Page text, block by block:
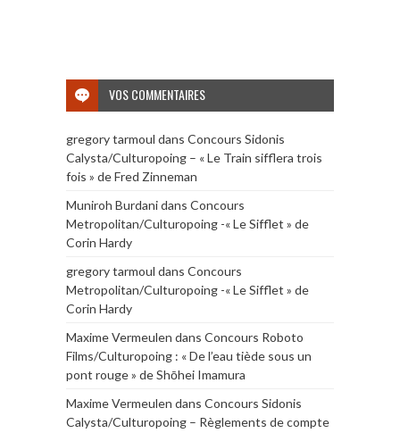
VOS COMMENTAIRES
gregory tarmoul dans Concours Sidonis
Calysta/Culturopoing – « Le Train sifflera trois
fois » de Fred Zinneman
Muniroh Burdanidans Concours
Metropolitan/Culturopoing -« Le Sifflet » de
Corin Hardy
gregory tarmoul dans Concours
Metropolitan/Culturopoing -« Le Sifflet » de
Corin Hardy
Maxime Vermeulen dans Concours Roboto
Films/Culturopoing : « De l’eau tiède sous un
pont rouge » de Shōhei Imamura
Maxime Vermeulen dans Concours Sidonis
Calysta/Culturopoing – Règlements de compte